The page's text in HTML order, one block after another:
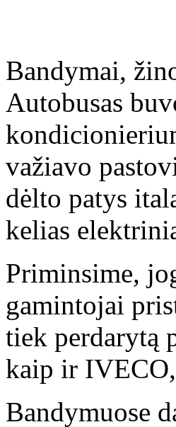
Bandymai,
Autobusas
važiavo
dėlto patys
kelias
Priminsime,
gamintojai
tiek perdarytą
kaip ir
Bandymuose